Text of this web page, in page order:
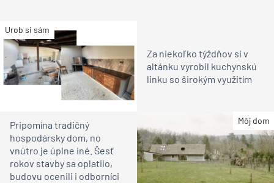
Urob si sám
Za niekoľko týždňov si v
altánku vyrobil kuchynskú
linku so širokým využitím
Môj dom
Pripomína tradičný
hospodársky dom, no
vnútro je úplne iné. Šesť
rokov stavby sa oplatilo,
budovu ocenili i odborníci